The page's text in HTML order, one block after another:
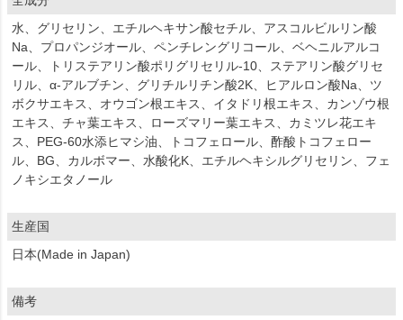
水、グリセリン、エチルヘキサン酸セチル、アスコルビルリン酸
Na、プロパンジオール、ペンチレングリコール、ベヘニルアルコ
ール、トリステアリン酸ポリグリセリル-10、ステアリン酸グリセ
リル、α-アルブチン、グリチルリチン酸2K、ヒアルロン酸Na、ツ
ボクサエキス、オウゴン根エキス、イタドリ根エキス、カンゾウ根
エキス、チャ葉エキス、ローズマリー葉エキス、カミツレ花エキ
ス、PEG-60水添ヒマシ油、トコフェロール、酢酸トコフェロー
ル、BG、カルボマー、水酸化K、エチルヘキシルグリセリン、フェ
ノキシエタノール
生産国
日本(Made in Japan)
備考